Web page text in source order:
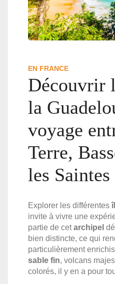
EN FRANCE
Découvrir
la
voyage
Terre,
les Saintes
Explorer les différentes
invite à vivre une
partie de cetarchipel
bien distincte, ce qui
particulièrement
sable fin, volcans
colorés, il y en a pour